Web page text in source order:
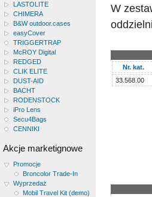
LASTOLITE
CHIMERA
B&W outdoor.cases
easyCover
TRIGGERTRAP
McROY Digital
REDGED
CLIK ELITE
DUST-AID
BACHT
RODENSTOCK
iPro Lens
Secu4Bags
CENNIKI
Akcje marketignowe
Promocje
Broncolor Trade-In
Wyprzedaż
Mobil Travel Kit (demo)
W
Nr. kat.
33.568.00